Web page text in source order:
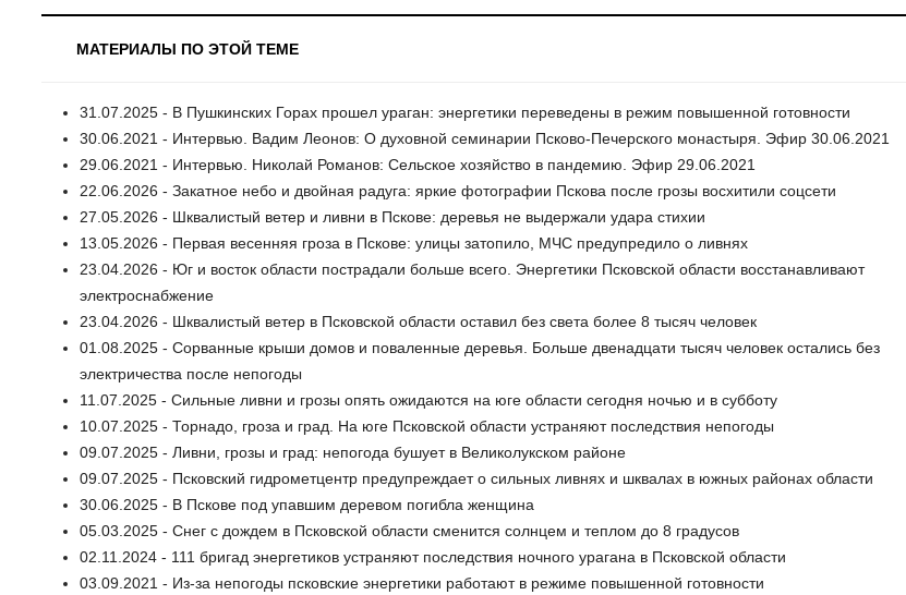
МАТЕРИАЛЫ ПО ЭТОЙ ТЕМЕ
31.07.2025 - В Пушкинских Горах прошел ураган: энергетики переведены в режим повышенной готовности
30.06.2021 - Интервью. Вадим Леонов: О духовной семинарии Псково-Печерского монастыря. Эфир 30.06.2021
29.06.2021 - Интервью. Николай Романов: Сельское хозяйство в пандемию. Эфир 29.06.2021
22.06.2026 - Закатное небо и двойная радуга: яркие фотографии Пскова после грозы восхитили соцсети
27.05.2026 - Шквалистый ветер и ливни в Пскове: деревья не выдержали удара стихии
13.05.2026 - Первая весенняя гроза в Пскове: улицы затопило, МЧС предупредило о ливнях
23.04.2026 - Юг и восток области пострадали больше всего. Энергетики Псковской области восстанавливают
электроснабжение
23.04.2026 - Шквалистый ветер в Псковской области оставил без света более 8 тысяч человек
01.08.2025 - Сорванные крыши домов и поваленные деревья. Больше двенадцати тысяч человек остались без
электричества после непогоды
11.07.2025 - Сильные ливни и грозы опять ожидаются на юге области сегодня ночью и в субботу
10.07.2025 - Торнадо, гроза и град. На юге Псковской области устраняют последствия непогоды
09.07.2025 - Ливни, грозы и град: непогода бушует в Великолукском районе
09.07.2025 - Псковский гидрометцентр предупреждает о сильных ливнях и шквалах в южных районах области
30.06.2025 - В Пскове под упавшим деревом погибла женщина
05.03.2025 - Снег с дождем в Псковской области сменится солнцем и теплом до 8 градусов
02.11.2024 - 111 бригад энергетиков устраняют последствия ночного урагана в Псковской области
03.09.2021 - Из-за непогоды псковские энергетики работают в режиме повышенной готовности